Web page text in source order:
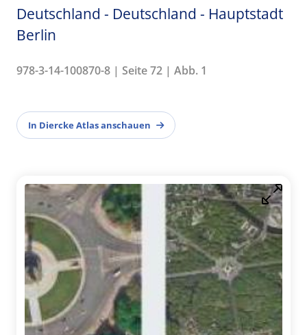
Deutschland - Deutschland - Hauptstadt
Berlin
978-3-14-100870-8 | Seite 72 | Abb. 1
In Diercke Atlas anschauen